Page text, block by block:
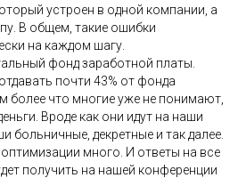
устроен в одной компании, а
В общем, такие ошибки
на каждом шагу.
фонд заработной платы.
почти 43% от фонда
более что многие уже не понимают,
Вроде как они идут на наши
больничные, декретные и так далее.
много. И ответы на все
получить на нашей конференции